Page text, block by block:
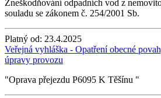
Zneškodňování odpadních vod z
souladu se zákonem č. 254/2001 Sb.
Platný od: 23.4.2025
Veřejná vyhláška - Opatření obecné
úpravy provozu
"Oprava přejezdu P6095 K Těšínu "